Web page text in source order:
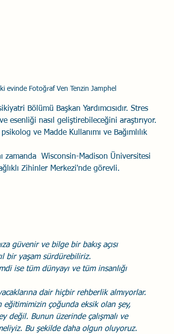
evinde Fotoğraf Ven Tenzin Jamphel
Bölümü Başkan Yardımcısıdır. Stres
esenliği nasıl geliştirebileceğini araştırıyor.
ve Madde Kullanımı ve Bağımlılık
zamanda  Wisconsin-Madison Üniversitesi
Zihinler Merkezi'nde görevli.
güvenir ve bilge bir bakış açısı
bir yaşam sürdürebiliriz.
ise tüm dünyayı ve tüm insanlığı
dair hiçbir rehberlik almıyorlar.
eğitimimizin çoğunda eksik olan şey,
değil. Bunun üzerinde çalışmalı ve
Bu şekilde daha olgun oluyoruz.